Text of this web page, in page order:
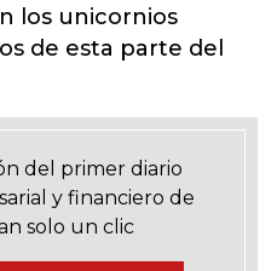
los unicornios
de esta parte del
del primer diario
y financiero de
solo un clic